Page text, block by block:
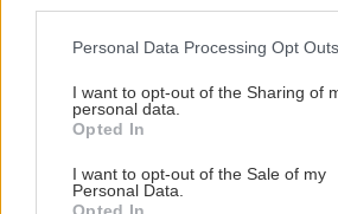
Please note that this website/app uses
not limited to your visit or usage
grant or deny consent to Google and its
use your data for below specified
consent section.
Personal Data Processing Opt Outs
I want to opt-out of the Sharing of
personal data.
Opted In
I want to opt-out of the Sale of my
Personal Data.
Opted In
διαμέτρου 20-23 εκ. με
μίγμα. Ισιώνουμε την επιφάνεια
Σκορπίζουμε τα φρούτα που
επιφάνεια του κέικ και τα
στη ζύμη. Ψήνουμε σε
στους 170ο C στη λειτουργία του